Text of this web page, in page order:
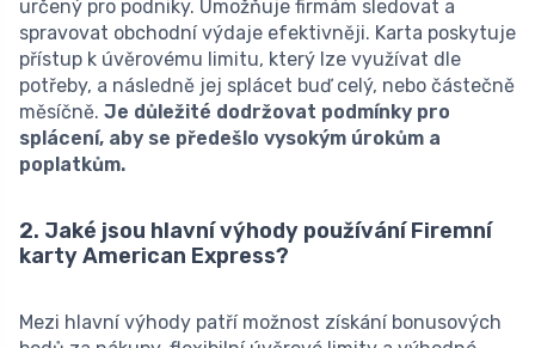
určený pro podniky. Umožňuje firmám sledovat a
spravovat obchodní výdaje efektivněji. Karta poskytuje
přístup k úvěrovému limitu, který lze využívat dle
potřeby, a následně jej splácet buď celý, nebo částečně
měsíčně. Je důležité dodržovat podmínky pro
splácení, aby se předešlo vysokým úrokům a
poplatkům.
2. Jaké jsou hlavní výhody používání Firemní
karty American Express?
Mezi hlavní výhody patří možnost získání bonusových